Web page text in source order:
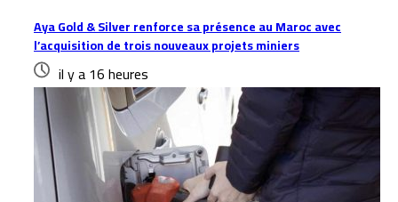
Aya Gold & Silver renforce sa présence au Maroc avec
l’acquisition de trois nouveaux projets miniers
il y a 16 heures